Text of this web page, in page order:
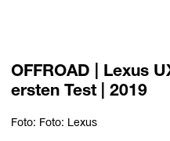
OFFROAD | Lexus
ersten Test | 2019
Foto: Foto: Lexus